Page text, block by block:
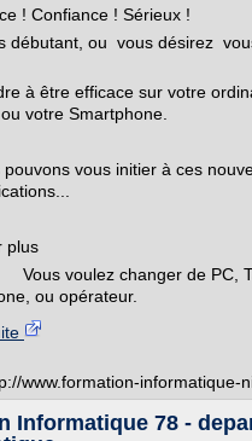
! Confiance ! Sérieux !
débutant, ou vous désirez
à être efficace sur votre
votre Smartphone.
vous initier à ces
plus
changer de PC,
ou
www.formation-informatique-
Informatique 78 -